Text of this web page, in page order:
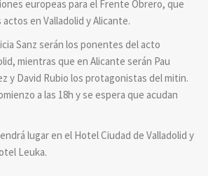
europeas para el Frente Obrero, que
en Valladolid y Alicante.
Sanz serán los ponentes del acto
mientras que en Alicante serán Pau
y David Rubio los protagonistas del mitin.
a las 18h y se espera que acudan
lugar en el Hotel Ciudad de Valladolid y
Leuka.